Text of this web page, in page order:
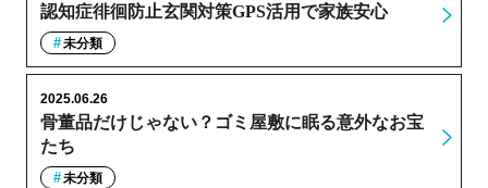
認知症徘徊防止玄関対策GPS活用で家族安心
未分類
骨董品だけじゃない？ゴミ屋敷に眠る意外なお宝
たち
2025.06.26
未分類